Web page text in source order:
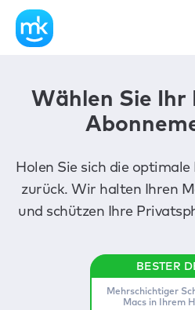
Wählen Sie Ihr
Holen Sie sich die
zurück. Wir halten Ihren
und schützen Ihre
Mehrschichtiger
Macs in Ihrem